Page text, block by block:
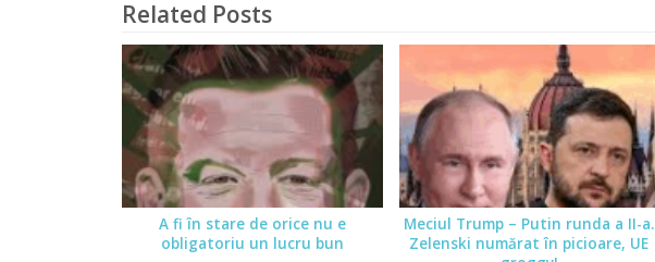
Related Posts
A fi în stare de orice nu e
obligatoriu un lucru bun
Meciul Trump – Putin runda a II-a.
Zelenski numărat în picioare, UE